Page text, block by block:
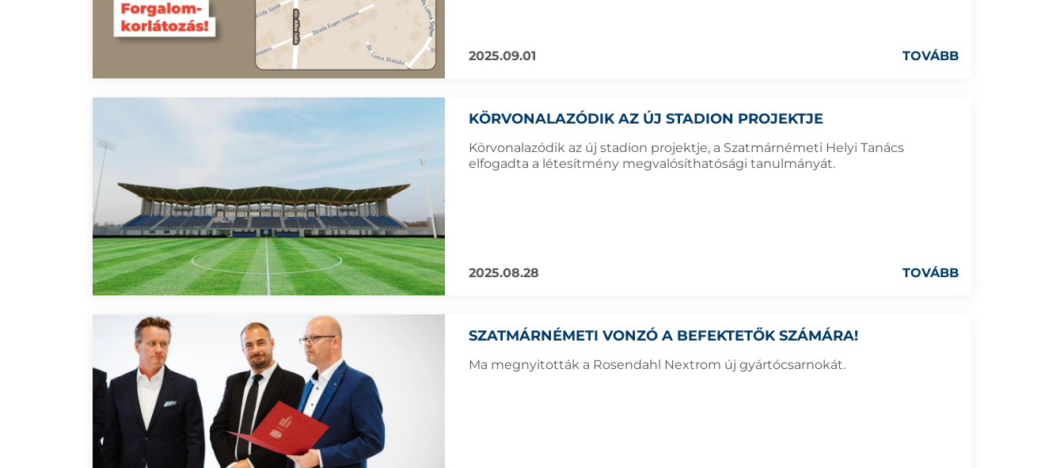
2025.09.01 TOVÁBB
KÖRVONALAZÓDIK AZ ÚJ STADION PROJEKTJE
Körvonalazódik az új stadion projektje, a Szatmárnémeti Helyi Tanács
elfogadta a létesítmény megvalósíthatósági tanulmányát.
2025.08.28 TOVÁBB
SZATMÁRNÉMETI VONZÓ A BEFEKTETŐK SZÁMÁRA!
Ma megnyitották a Rosendahl Nextrom új gyártócsarnokát.